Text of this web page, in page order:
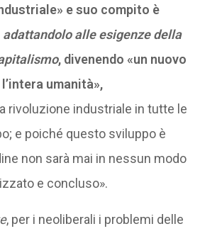
e suo compito è
adattandolo alle esigenze della
, divenendo «un nuovo
umanità»,
rivoluzione industriale in tutte le
e poiché questo sviluppo è
non sarà mai in nessun modo
e concluso».
, per i neoliberali i problemi delle